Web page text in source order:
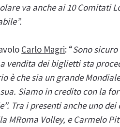
va anche ai 10 Comitati
Carlo Magri: “Sono
vendita dei biglietti sta
è che sia un grande
Siamo in credito con la
Tra i presenti anche uno
MRoma Volley, e Carmelo